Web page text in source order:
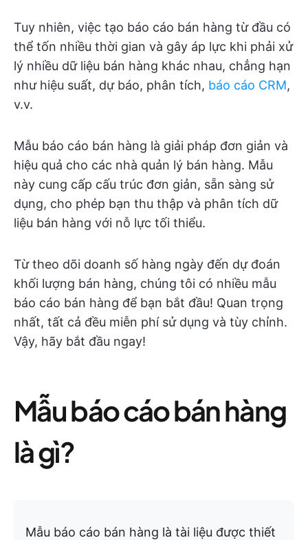
Tuy nhiên, việc tạo báo cáo bán hàng từ đầu có
thể tốn nhiều thời gian và gây áp lực khi phải xử
lý nhiều dữ liệu bán hàng khác nhau, chẳng hạn
như hiệu suất, dự báo, phân tích, báo cáo CRM,
v.v.
Mẫu báo cáo bán hàng là giải pháp đơn giản và
hiệu quả cho các nhà quản lý bán hàng. Mẫu
này cung cấp cấu trúc đơn giản, sẵn sàng sử
dụng, cho phép bạn thu thập và phân tích dữ
liệu bán hàng với nỗ lực tối thiểu.
Từ theo dõi doanh số hàng ngày đến dự đoán
khối lượng bán hàng, chúng tôi có nhiều mẫu
báo cáo bán hàng để bạn bắt đầu! Quan trọng
nhất, tất cả đều miễn phí sử dụng và tùy chỉnh.
Vậy, hãy bắt đầu ngay!
Mẫu báo cáo bán hàng
là gì?
Mẫu báo cáo bán hàng là tài liệu được thiết